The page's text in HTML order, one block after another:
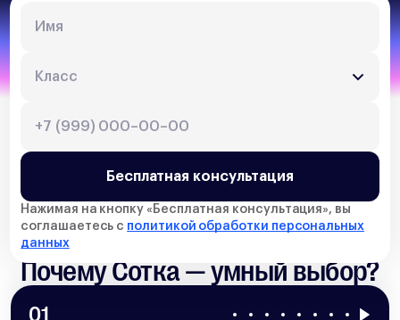
Бесплатная консультация
Нажимая на кнопку « Бесплатная консультация», вы
соглашаетесь с политикой обработки персональных
данных
Почему Сотка — умный выбор?
01